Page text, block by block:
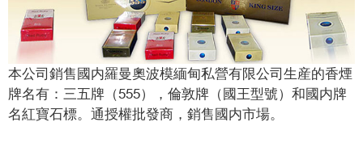
本公司銷售國内羅曼奧波模緬甸私營有限公司生産的香煙
牌名有：三五牌（555），倫敦牌（國王型號）和國内牌
名紅寶石標。通授權批發商，銷售國内市場。